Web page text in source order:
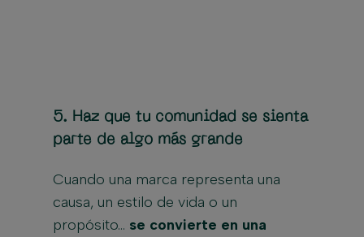
5. Haz que tu comunidad se sienta
parte de algo más grande
Cuando una marca representa una
causa, un estilo de vida o un
propósito… se convierte en una